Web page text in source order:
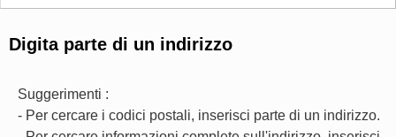
Digita parte di un indirizzo
Suggerimenti :
- Per cercare i codici postali, inserisci parte di un indirizzo.